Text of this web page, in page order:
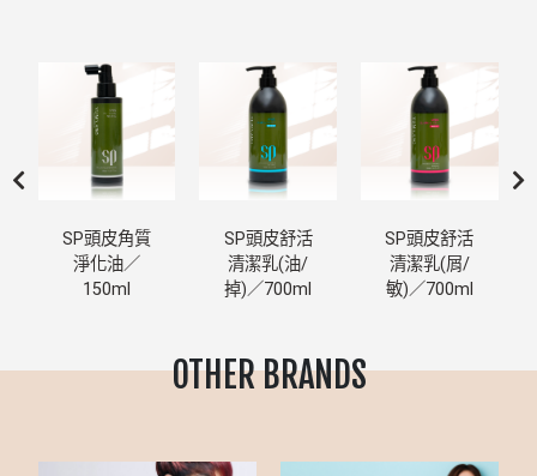
SP頭皮角質
淨化油／
150ml
SP頭皮舒活
清潔乳(油/
掉)／700ml
SP頭皮舒活
清潔乳(屑/
敏)／700ml
OTHER BRANDS